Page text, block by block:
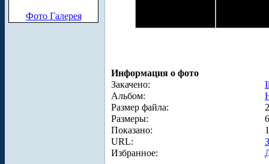
Фото Галерея
Информация о фото
Закачено:
Альбом:
Размер файла:
Размеры:
Показано:
URL:
Избранное: